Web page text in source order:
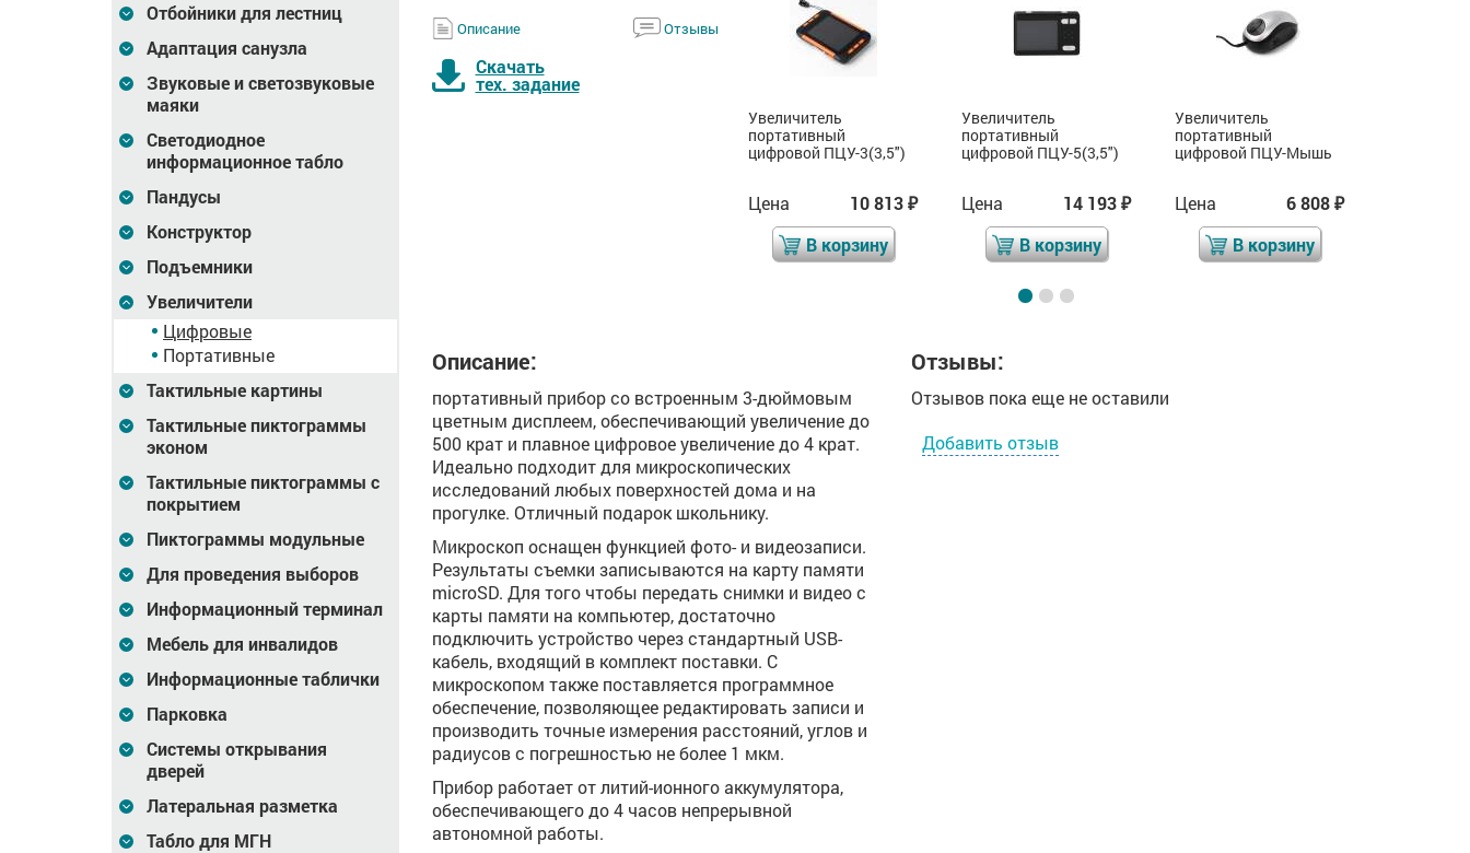
Отбойники для лестниц
Адаптация санузла
Звуковые и светозвуковые
маяки
Светодиодное
информационное табло
Пандусы
Конструктор
Подъемники
Увеличители
Цифровые
Портативные
Тактильные картины
Тактильные пиктограммы
эконом
Тактильные пиктограммы с
покрытием
Пиктограммы модульные
Для проведения выборов
Информационный терминал
Мебель для инвалидов
Информационные таблички
Парковка
Системы открывания
дверей
Латеральная разметка
Табло для МГН
Описание Отзывы
Скачать
тех. задание
Увеличитель
портативный
цифровой ПЦУ-9(4,3")
Цена 21 858
В корзину
цифровой ПЦУ-11(5")
Увеличитель
портативный
цифровой ПЦУ-3(3,5")
Цена 10 813₽
В корзину
Увеличитель
портативный
цифровой ПЦУ-5(3,5")
Цена 14 193₽
В корзину
Увеличитель
портативный
цифровой ПЦУ-Мышь
Цена 6 808₽
В корзину
Описание:
портативный прибор со встроенным 3-дюймовым
цветным дисплеем, обеспечивающий увеличение до
500 крат и плавное цифровое увеличение до 4 крат.
Идеально подходит для микроскопических
исследований любых поверхностей дома и на
прогулке. Отличный подарок школьнику.
Микроскоп оснащен функцией фото- и видеозаписи.
Результаты съемки записываются на карту памяти
microSD. Для того чтобы передать снимки и видео с
карты памяти на компьютер, достаточно
подключить устройство через стандартный USB-
кабель, входящий в комплект поставки. С
микроскопом также поставляется программное
обеспечение, позволяющее редактировать записи и
производить точные измерения расстояний, углов и
радиусов с погрешностью не более 1 мкм.
Прибор работает от литий-ионного аккумулятора,
обеспечивающего до 4 часов непрерывной
автономной работы.
Отзывы:
Отзывов пока еще не оставили
Добавить отзыв